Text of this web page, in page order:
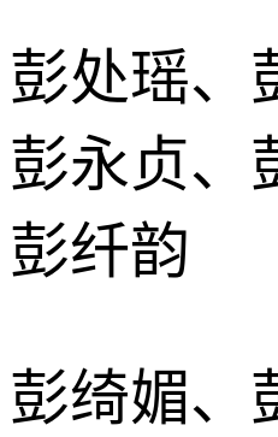
彭处瑶、
彭永贞、
彭纤韵
彭绮媚、